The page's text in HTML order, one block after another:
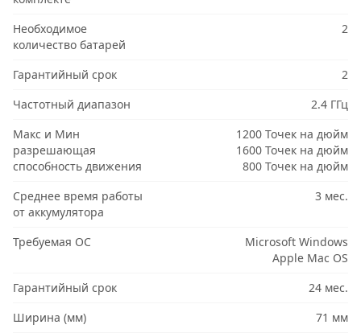
Необходимое
количество батарей
2
Гарантийный срок
2
Частотный диапазон
2.4 ГГц
Макс и Мин
разрешающая
способность движения
1200 Точек на дюйм
1600 Точек на дюйм
800 Точек на дюйм
Среднее время работы
от аккумулятора
3 мес.
Требуемая ОС
Microsoft Windows
Apple Mac OS
Гарантийный срок
24 мес.
Ширина (мм)
71 мм